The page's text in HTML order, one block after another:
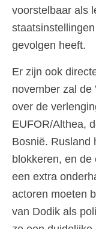
voorstelbaar als
gevolgen heeft.
Er zijn ook
november zal de
over de
EUFOR/Althea,
Bosnië. Rusland
blokkeren, en de
een extra
actoren moeten
van Dodik als